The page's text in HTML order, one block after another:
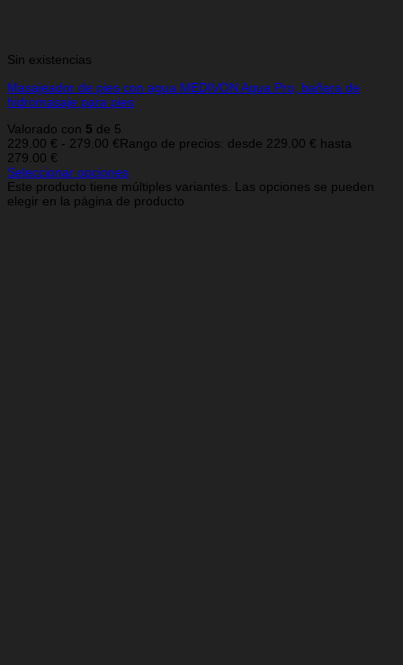
Sin existencias
Masajeador de pies con agua MEDIVON Aqua Pro, bañera de
hidromasaje para pies
Valorado con 5 de 5
229.00 € - 279.00 €Rango de precios: desde 229.00 € hasta
279.00 €
Seleccionar opciones
Este producto tiene múltiples variantes. Las opciones se pueden
elegir en la página de producto